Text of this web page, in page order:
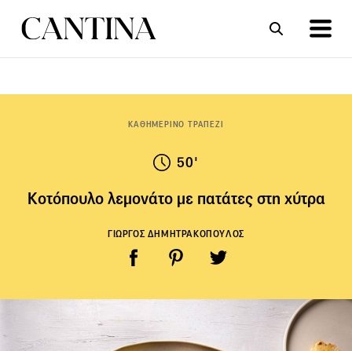
ΚΑΘΗΜΕΡΙΝΟ ΤΡΑΠΕΖΙ
50'
Κοτόπουλο λεμονάτο με πατάτες στη χύτρα
ΓΙΩΡΓΟΣ ΔΗΜΗΤΡΑΚΟΠΟΥΛΟΣ